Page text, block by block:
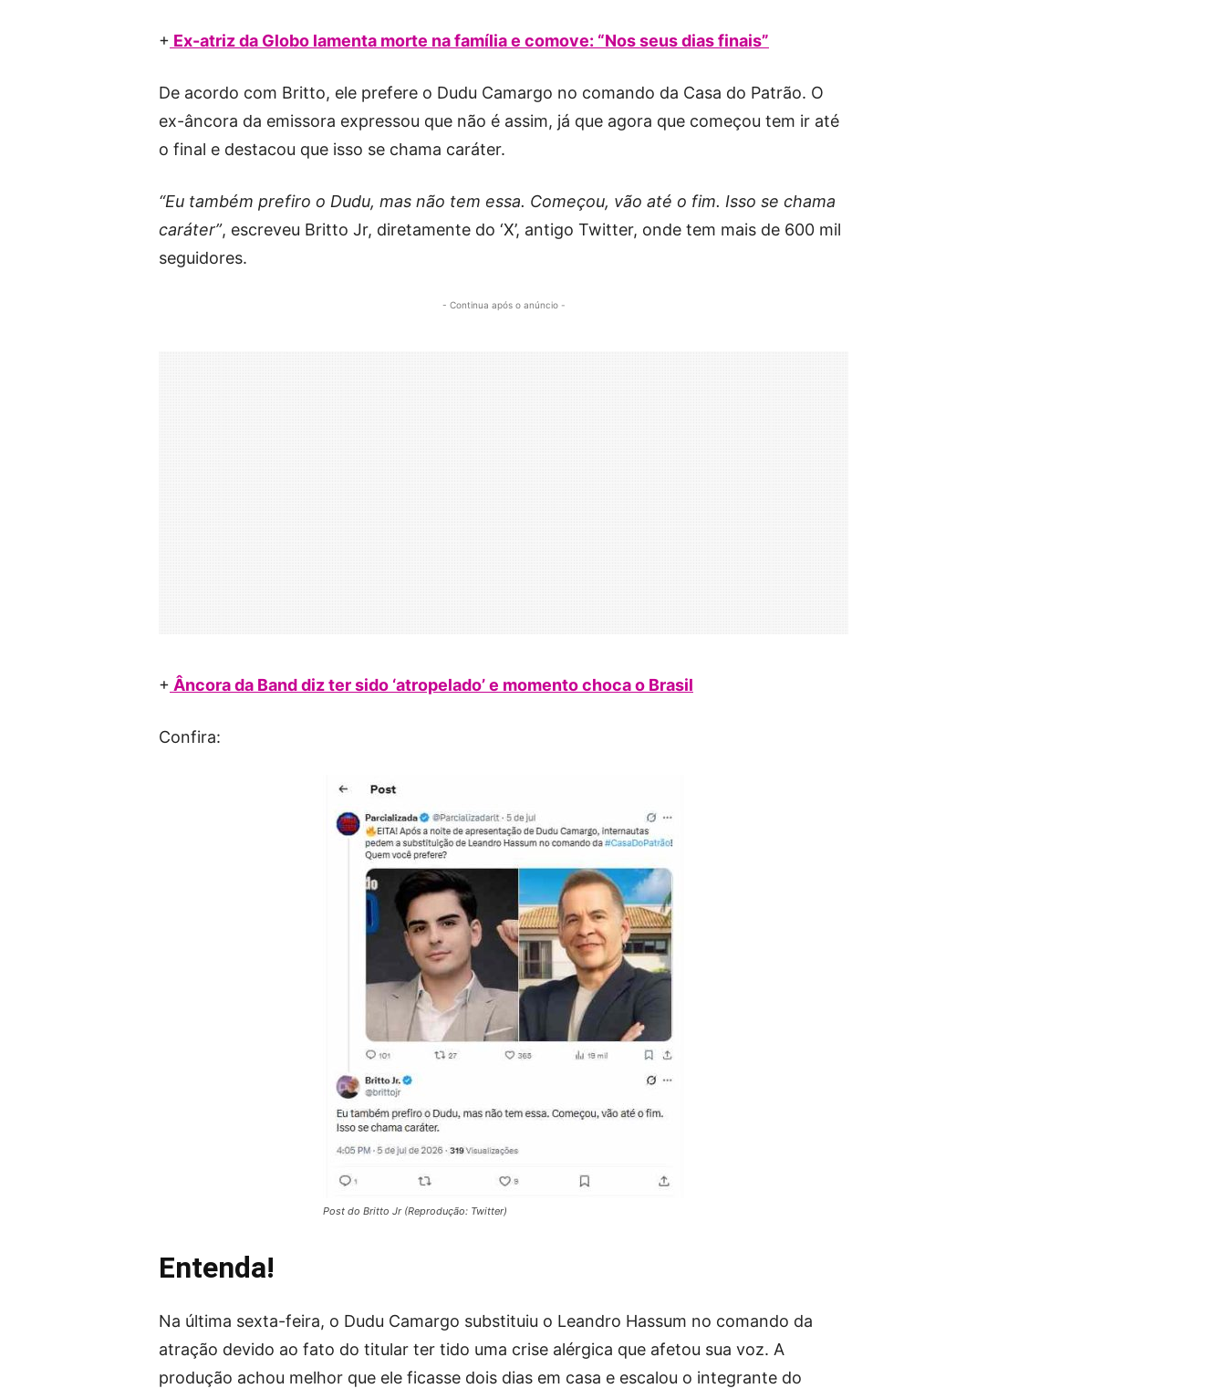
+ Ex-atriz da Globo lamenta morte na família e comove: “Nos seus dias finais”
De acordo com Britto, ele prefere o Dudu Camargo no comando da Casa do Patrão. O
ex-âncora da emissora expressou que não é assim, já que agora que começou tem ir até
o final e destacou que isso se chama caráter.
“Eu também prefiro o Dudu, mas não tem essa. Começou, vão até o fim. Isso se chama
caráter”, escreveu Britto Jr, diretamente do ‘X’, antigo Twitter, onde tem mais de 600 mil
seguidores.
- Continua após o anúncio -
+ Âncora da Band diz ter sido ‘atropelado’ e momento choca o Brasil
Confira:
Post do Britto Jr (Reprodução: Twitter)
Entenda!
Na última sexta-feira, o Dudu Camargo substituiu o Leandro Hassum no comando da
atração devido ao fato do titular ter tido uma crise alérgica que afetou sua voz. A
produção achou melhor que ele ficasse dois dias em casa e escalou o integrante do